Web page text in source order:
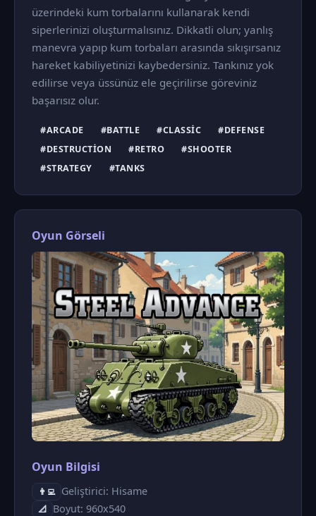
üzerindeki kum torbalarını kullanarak kendi
siperlerinizi oluşturmalısınız. Dikkatli olun; yanlış
manevra yapıp kum torbaları arasında sıkışırsanız
hareket kabiliyetinizi kaybedersiniz. Tankınız yok
edilirse veya üssünüz ele geçirilirse göreviniz
başarısız olur.
#ARCADE #BATTLE #CLASSIC
#DEFENSE
#DESTRUCTION
#RETRO
#SHOOTER
#STRATEGY
#TANKS
Oyun Görseli
Oyun Bilgisi
👨‍💻 Geliştirici: Hisame
📐 Boyut: 960x540